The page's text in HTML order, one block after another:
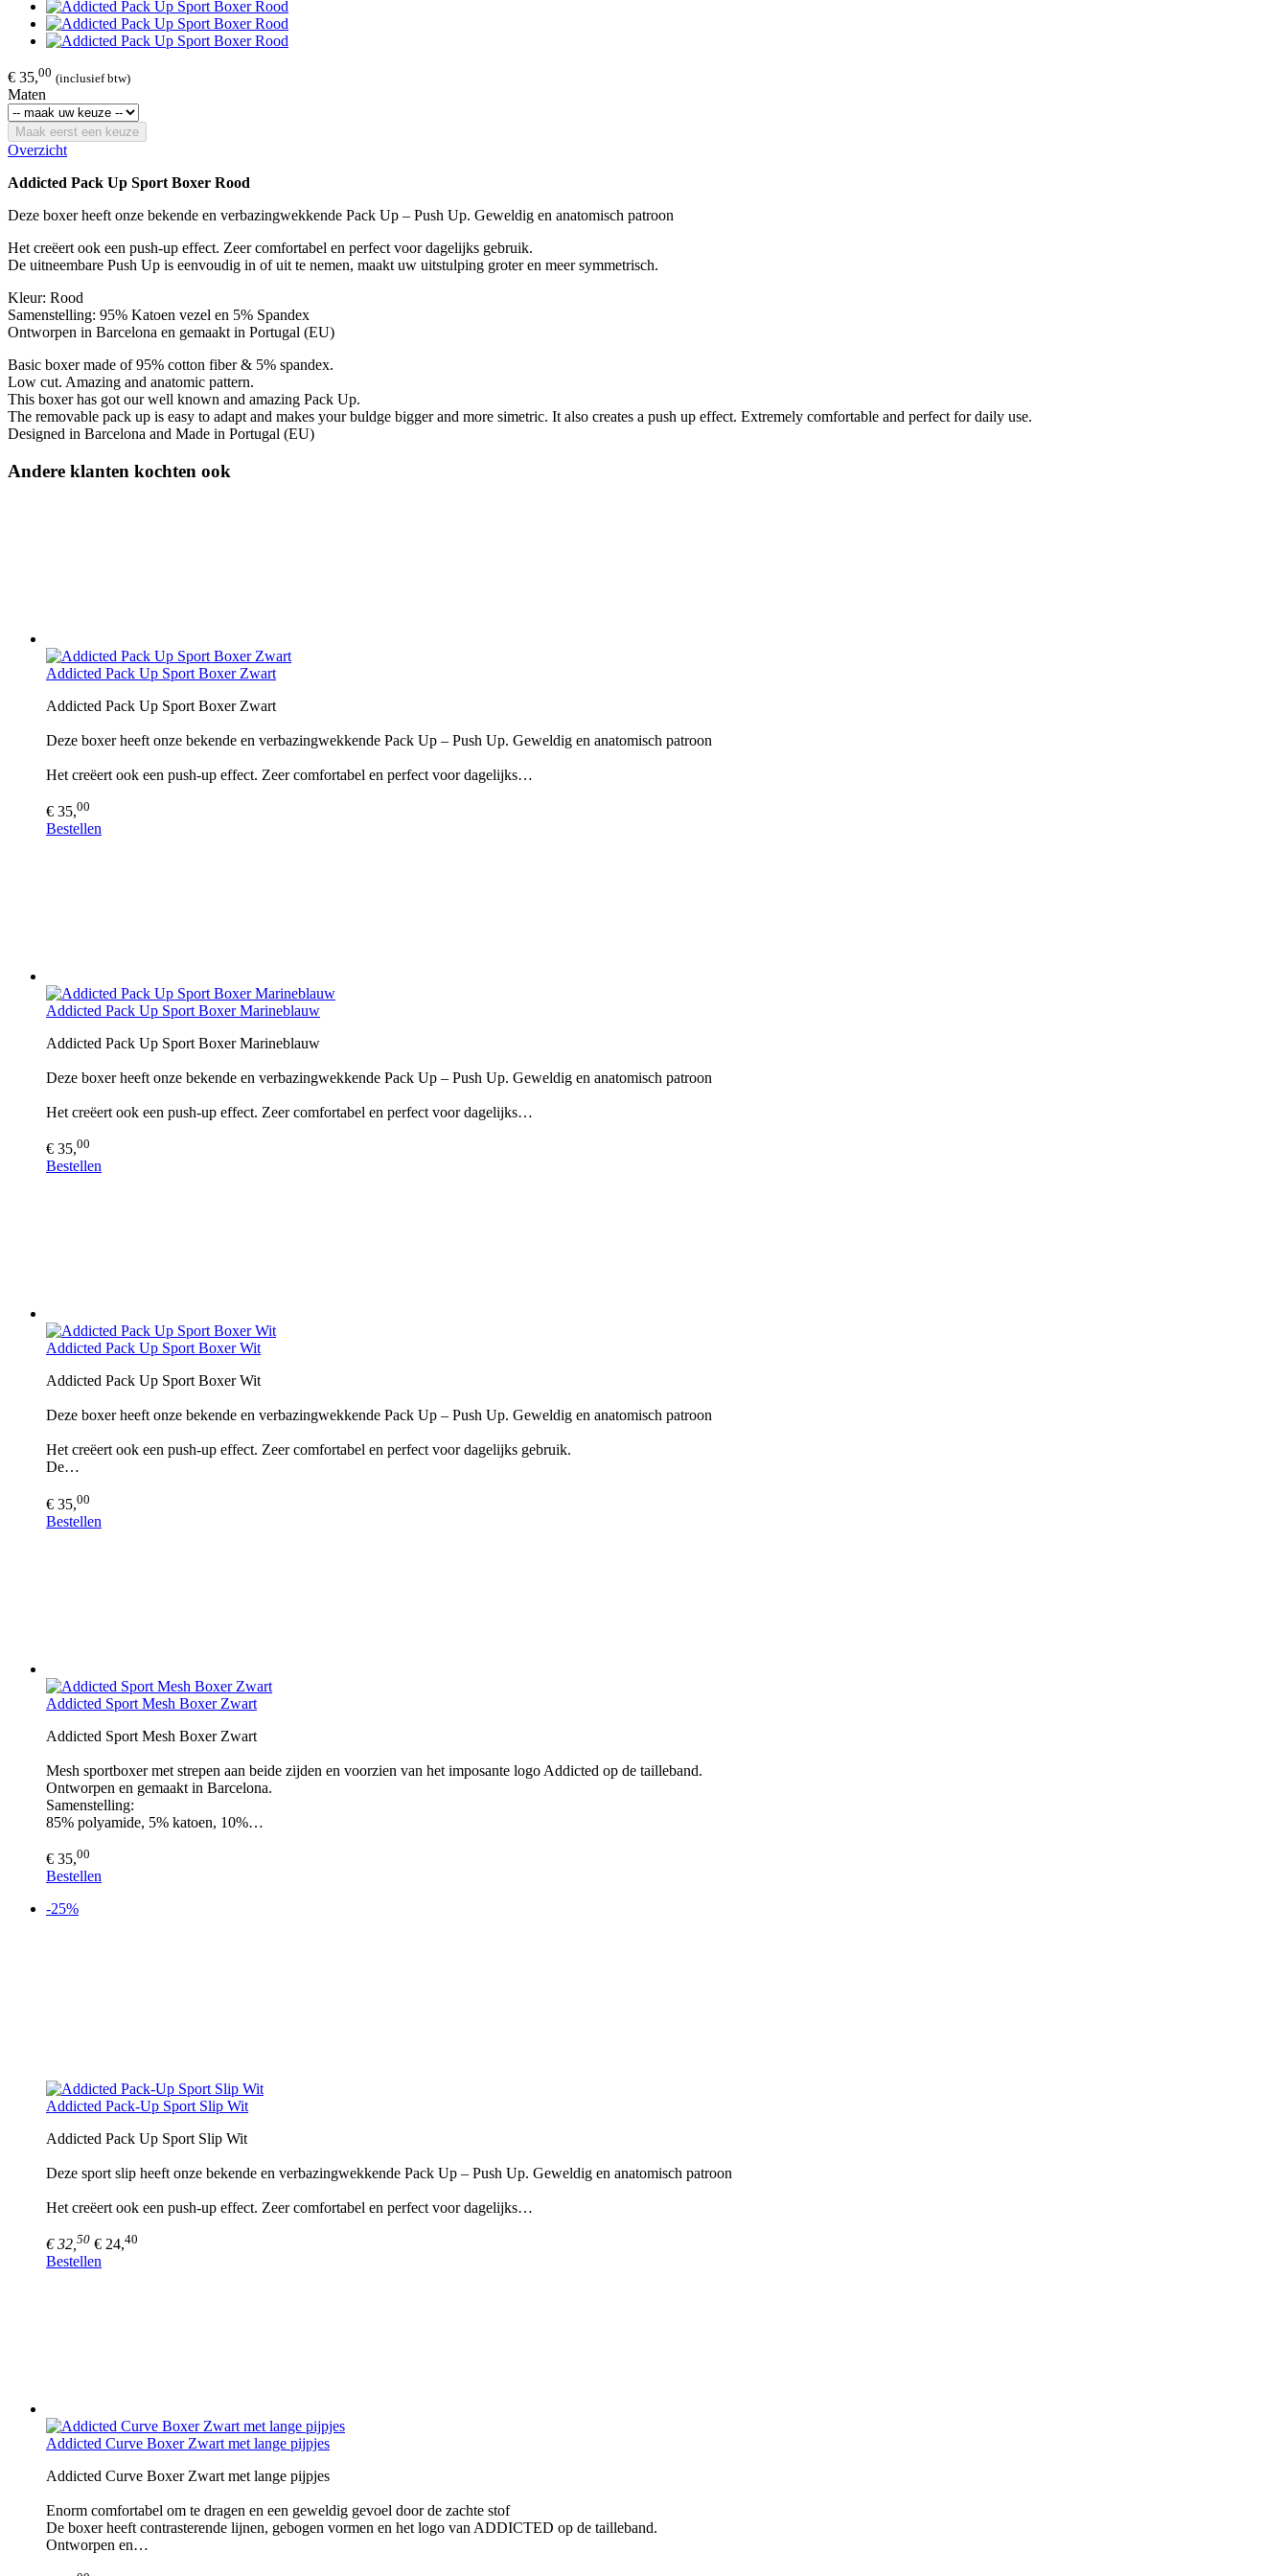
€ 35,00 (inclusief btw)
Maten
Maak eerst een keuze
Overzicht
Addicted Pack Up Sport Boxer Rood
Deze boxer heeft onze bekende en verbazingwekkende Pack Up – Push Up. Geweldig en anatomisch patroon
Het creëert ook een push-up effect. Zeer comfortabel en perfect voor dagelijks gebruik.
De uitneembare Push Up is eenvoudig in of uit te nemen, maakt uw uitstulping groter en meer symmetrisch.
Kleur: Rood
Samenstelling: 95% Katoen vezel en 5% Spandex
Ontworpen in Barcelona en gemaakt in Portugal (EU)
Basic boxer made of 95% cotton fiber & 5% spandex.
Low cut. Amazing and anatomic pattern.
This boxer has got our well known and amazing Pack Up.
The removable pack up is easy to adapt and makes your buldge bigger and more simetric. It also creates a push up effect. Extremely comfortable and perfect for daily use.
Designed in Barcelona and Made in Portugal (EU)
Andere klanten kochten ook
Addicted Pack Up Sport Boxer Zwart
Addicted Pack Up Sport Boxer Zwart
Deze boxer heeft onze bekende en verbazingwekkende Pack Up – Push Up. Geweldig en anatomisch patroon
Het creëert ook een push-up effect. Zeer comfortabel en perfect voor dagelijks…
€ 35,00
Bestellen
Addicted Pack Up Sport Boxer Marineblauw
Addicted Pack Up Sport Boxer Marineblauw
Deze boxer heeft onze bekende en verbazingwekkende Pack Up – Push Up. Geweldig en anatomisch patroon
Het creëert ook een push-up effect. Zeer comfortabel en perfect voor dagelijks…
€ 35,00
Bestellen
Addicted Pack Up Sport Boxer Wit
Addicted Pack Up Sport Boxer Wit
Deze boxer heeft onze bekende en verbazingwekkende Pack Up – Push Up. Geweldig en anatomisch patroon
Het creëert ook een push-up effect. Zeer comfortabel en perfect voor dagelijks gebruik.
De…
€ 35,00
Bestellen
Addicted Sport Mesh Boxer Zwart
Addicted Sport Mesh Boxer Zwart
Mesh sportboxer met strepen aan beide zijden en voorzien van het imposante logo Addicted op de tailleband.
Ontworpen en gemaakt in Barcelona.
Samenstelling:
85% polyamide, 5% katoen, 10%…
€ 35,00
Bestellen
-25%
Addicted Pack-Up Sport Slip Wit
Addicted Pack Up Sport Slip Wit
Deze sport slip heeft onze bekende en verbazingwekkende Pack Up – Push Up. Geweldig en anatomisch patroon
Het creëert ook een push-up effect. Zeer comfortabel en perfect voor dagelijks…
€ 32, 50 € 24,40
Bestellen
Addicted Curve Boxer Zwart met lange pijpjes
Addicted Curve Boxer Zwart met lange pijpjes
Enorm comfortabel om te dragen en een geweldig gevoel door de zachte stof
De boxer heeft contrasterende lijnen, gebogen vormen en het logo van ADDICTED op de tailleband.
Ontworpen en…